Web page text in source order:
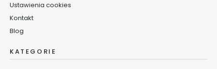
T
A
E
J
Ustawienia cookies
Kontakt
Blog
KATEGORIE